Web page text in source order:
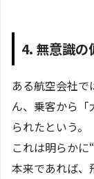
4. 無意識の
ある航空会社
ん、乗客から
られたという。
これは明らかに
本来であれば、